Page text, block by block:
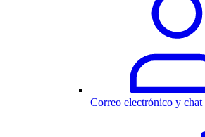
Correo electrónico y chat